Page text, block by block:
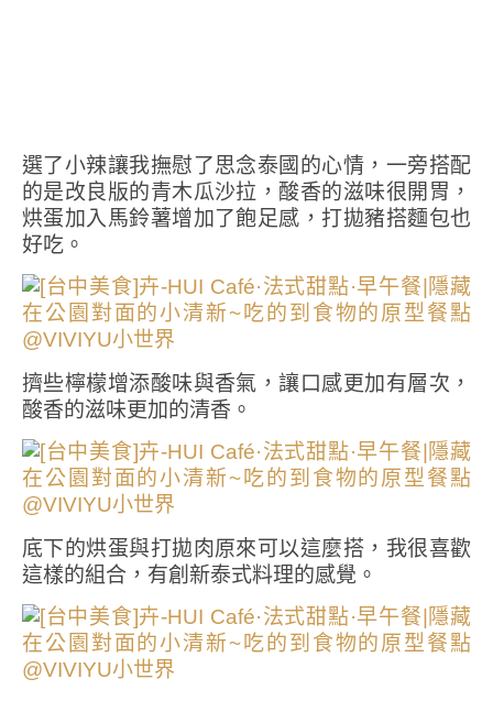
選了小辣讓我撫慰了思念泰國的心情，一旁搭配
的是改良版的青木瓜沙拉，酸香的滋味很開胃，
烘蛋加入馬鈴薯增加了飽足感，打拋豬搭麵包也
好吃。
擠些檸檬增添酸味與香氣，讓口感更加有層次，
酸香的滋味更加的清香。
底下的烘蛋與打拋肉原來可以這麼搭，我很喜歡
這樣的組合，有創新泰式料理的感覺。